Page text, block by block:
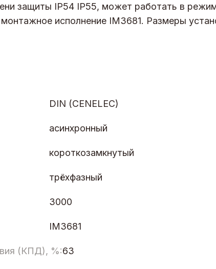
защиты IP54 IP55, может работать в
исполнение IM3681. Размеры
DIN (CENELEC)
асинхронный
короткозамкнутый
трёхфазный
3000
IM3681
(КПД), %:63